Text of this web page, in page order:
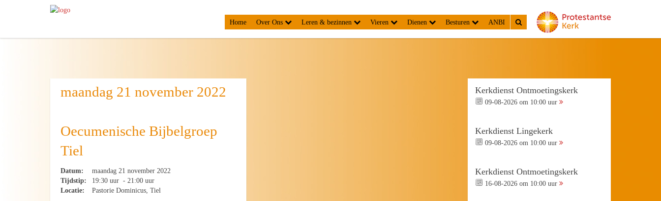
Home Over Ons Leren & bezinnen Vieren Dienen Besturen ANBI
maandag 21 november 2022
Oecumenische Bijbelgroep
Tiel
Datum:
maandag 21 november 2022
Tijdstip:
19:30 uur - 21:00 uur
Locatie:
Pastorie Dominicus, Tiel
Kerkdienst Ontmoetingskerk
09-08-2026 om 10:00 uur
Kerkdienst Lingekerk
09-08-2026 om 10:00 uur
Kerkdienst Ontmoetingskerk
16-08-2026 om 10:00 uur